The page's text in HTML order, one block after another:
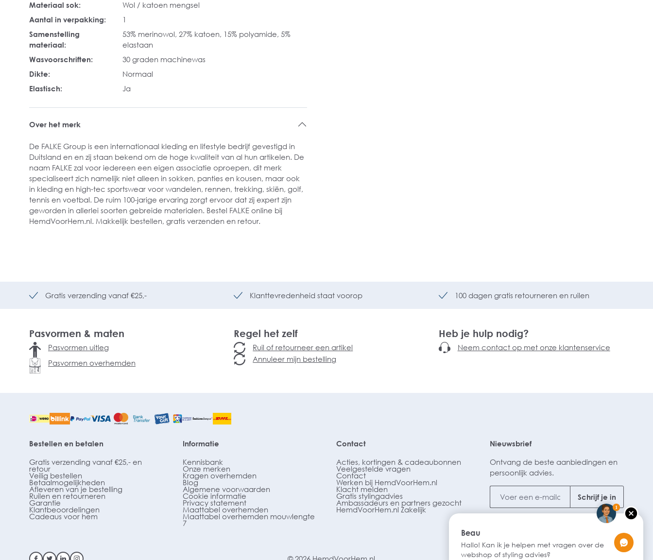
Materiaal sok:
Wol / katoen mengsel
Aantal in verpakking:
1
Samenstelling
materiaal:
53% merinowol, 27% katoen, 15% polyamide, 5%
elastaan
Wasvoorschriften:
30 graden machinewas
Dikte:
Normaal
Elastisch:
Ja
Over het merk
De FALKE Group is een internationaal kleding en lifestyle bedrijf gevestigd in
Duitsland en en zij staan bekend om de hoge kwaliteit van al hun artikelen. De
naam FALKE zal voor iedereen een eigen associatie oproepen, dit merk
specialiseert zich namelijk niet alleen in sokken, panties en kousen, maar ook
in kleding en high-tec sportswear voor wandelen, rennen, trekking, skiën, golf,
tennis en voetbal. De ruim 100-jarige ervaring zorgt ervoor dat zij expert zijn
geworden in allerlei soorten gebreide materialen. Bestel FALKE online bij
HemdVoorHem.nl. Makkelijk bestellen, gratis verzenden en retour.
Gratis verzending vanaf €25,- Klanttevredenheid staat voorop 100 dagen gratis retourneren en ruilen
Pasvormen & maten
Pasvormen uitleg
Pasvormen overhemden
Regel het zelf
Ruil of retourneer een artikel
Annuleer mijn bestelling
Heb je hulp nodig?
Neem contact op met onze klantenservice
Bestellen en betalen
Gratis verzending vanaf €25,- en
retour
Veilig bestellen
Betaalmogelijkheden
Afleveren van je bestelling
Ruilen en retourneren
Garantie
Klantbeoordelingen
Cadeaus voor hem
Informatie
Kennisbank
Onze merken
Kragen overhemden
Blog
Algemene voorwaarden
Cookie informatie
Privacy statement
Maattabel overhemden
Maattabel overhemden mouwlengte
7
Contact
Acties, kortingen & cadeaubonnen
Veelgestelde vragen
Contact
Werken bij HemdVoorHem.nl
Klacht melden
Gratis stylingadvies
Ambassadeurs en partners gezocht
HemdVoorHem.nl Zakelijk
Nieuwsbrief
Ontvang de beste aanbiedingen en
persoonlijk advies.
Schrijf je in
1
Beau
Hallo! Kan ik je helpen met vragen over de
webshop of styling advies?